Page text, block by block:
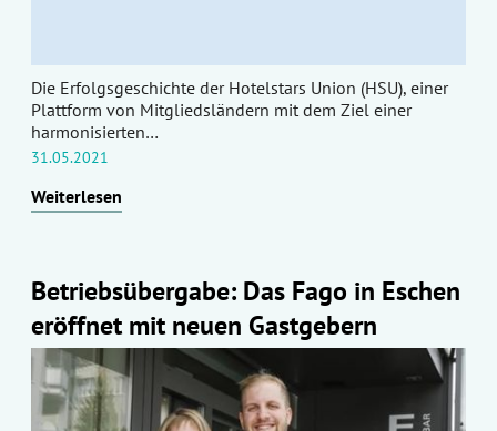
Die Erfolgsgeschichte der Hotelstars Union (HSU), einer
Plattform von Mitgliedsländern mit dem Ziel einer
harmonisierten…
31.05.2021
Weiterlesen
Betriebsübergabe: Das Fago in Eschen
eröffnet mit neuen Gastgebern